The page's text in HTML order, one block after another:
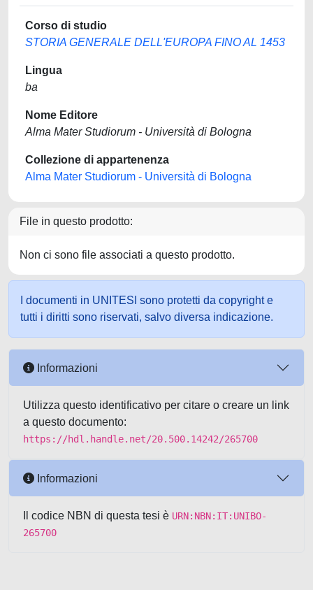
Corso di studio
STORIA GENERALE DELL'EUROPA FINO AL 1453
Lingua
ba
Nome Editore
Alma Mater Studiorum - Università di Bologna
Collezione di appartenenza
Alma Mater Studiorum - Università di Bologna
File in questo prodotto:
Non ci sono file associati a questo prodotto.
I documenti in UNITESI sono protetti da copyright e
tutti i diritti sono riservati, salvo diversa indicazione.
Informazioni
Utilizza questo identificativo per citare o creare un link
a questo documento:
https://hdl.handle.net/20.500.14242/265700
Informazioni
Il codice NBN di questa tesi è URN:NBN:IT:UNIBO-
265700